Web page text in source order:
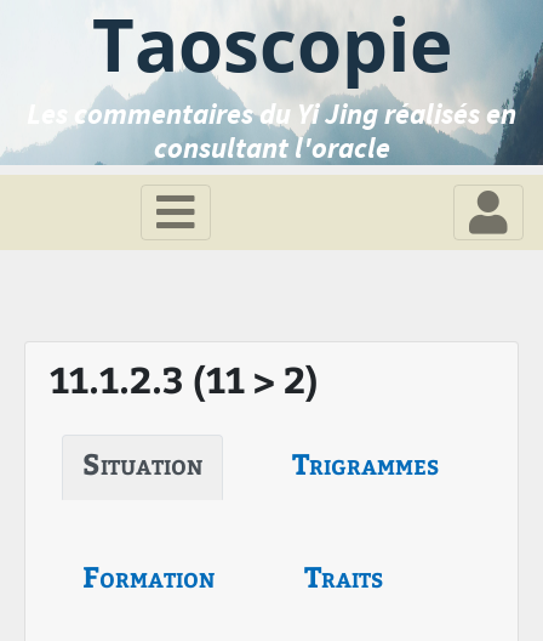
Taoscopie
Les commentaires du Yi Jing réalisés en
consultant l'oracle
11.1.2.3 (11 > 2)
Situation Trigrammes
Formation Traits